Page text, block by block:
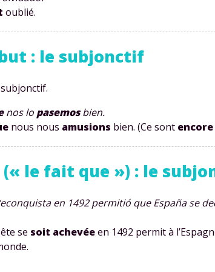
oublié.
: le subjonctif
nos lo pasemosbien.
nous nous amusions bien. (Ce sont encore
le fait que ») : le
en 1492 permitió que España se
se soit achevéeen 1492 permit à
réussir votre
Testez